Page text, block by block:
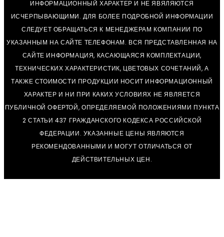
ИНФОРМАЦИОННЫЙ ХАРАКТЕР И НЕ ЯВЯЛЯЮТСЯ
ИСЧЕРПЫВАЮЩИМИ. ДЛЯ БОЛЕЕ ПОДРОБНОЙ ИНФОРМАЦИИ
СЛЕДУЕТ ОБРАЩАТЬСЯ К МЕНЕДЖЕРАМ КОМПАНИИ ПО
УКАЗАННЫМ НА САЙТЕ ТЕЛЕФОНАМ. ВСЯ ПРЕДСТАВЛЕННАЯ НА
САЙТЕ ИНФОРМАЦИЯ, КАСАЮЩАЯСЯ КОМПЛЕКТАЦИИ,
ТЕХНИЧЕСКИХ ХАРАКТЕРИСТИК, ЦВЕТОВЫХ СОЧЕТАНИЙ, А
ТАКЖЕ СТОИМОСТИ ПРОДУКЦИИ НОСИТ ИНФОРМАЦИОННЫЙ
ХАРАКТЕР И НИ ПРИ КАКИХ УСЛОВИЯХ НЕ ЯВЛЯЕТСЯ
ПУБЛИЧНОЙ ОФЕРТОЙ, ОПРЕДЕЛЯЕМОЙ ПОЛОЖЕНИЯМИ ПУНКТА
2 СТАТЬИ 437 ГРАЖДАНСКОГО КОДЕКСА РОССИЙСКОЙ
ФЕДЕРАЦИИ. УКАЗАННЫЕ ЦЕНЫ ЯВЛЯЮТСЯ
РЕКОМЕНДОВАННЫМИ И МОГУТ ОТЛИЧАТЬСЯ ОТ
ДЕЙСТВИТЕЛЬНЫХ ЦЕН.